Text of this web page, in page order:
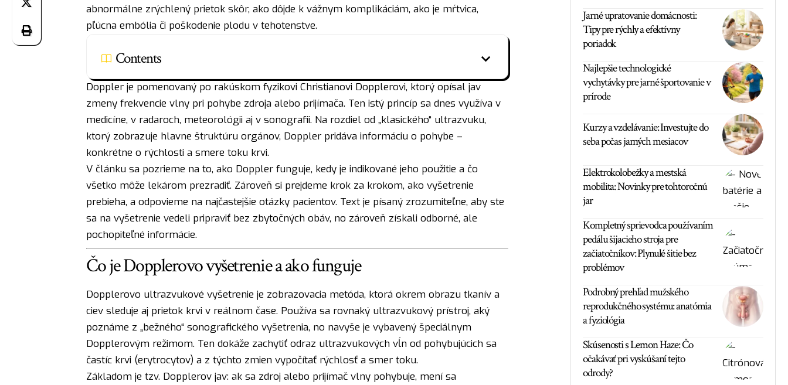
abnormálne zrýchlený prietok skôr, ako dôjde k vážnym komplikáciám, ako je mŕtvica,
pľúcna embólia či poškodenie plodu v tehotenstve.
Contents
Doppler je pomenovaný po rakúskom fyzikovi Christianovi Dopplerovi, ktorý opísal jav
zmeny frekvencie vlny pri pohybe zdroja alebo prijímača. Ten istý princíp sa dnes využíva v
medicíne, v radaroch, meteorológii aj v sonografii. Na rozdiel od „klasického“ ultrazvuku,
ktorý zobrazuje hlavne štruktúru orgánov, Doppler pridáva informáciu o pohybe –
konkrétne o rýchlosti a smere toku krvi.
V článku sa pozrieme na to, ako Doppler funguje, kedy je indikované jeho použitie a čo
všetko môže lekárom prezradiť. Zároveň si prejdeme krok za krokom, ako vyšetrenie
prebieha, a odpovieme na najčastejšie otázky pacientov. Text je písaný zrozumiteľne, aby ste
sa na vyšetrenie vedeli pripraviť bez zbytočných obáv, no zároveň získali odborné, ale
pochopiteľné informácie.
Čo je Dopplerovo vyšetrenie a ako funguje
Dopplerovo ultrazvukové vyšetrenie je zobrazovacia metóda, ktorá okrem obrazu tkanív a
ciev sleduje aj prietok krvi v reálnom čase. Používa sa rovnaký ultrazvukový prístroj, aký
poznáme z „bežného“ sonografického vyšetrenia, no navyše je vybavený špeciálnym
Dopplerovým režimom. Ten dokáže zachytiť odraz ultrazvukových vĺn od pohybujúcich sa
častíc krvi (erytrocytov) a z týchto zmien vypočítať rýchlosť a smer toku.
Základom je tzv. Dopplerov jav: ak sa zdroj alebo prijímač vlny pohybuje, mení sa
Jarné upratovanie domácnosti:
Tipy pre rýchly a efektívny
poriadok
Najlepšie technologické
vychytávky pre jarné športovanie v
prírode
Kurzy a vzdelávanie: Investujte do
seba počas jarných mesiacov
Elektrokolobežky a mestská
mobilita: Novinky pre tohtoročnú
jar
Kompletný sprievodca používaním
pedálu šijacieho stroja pre
začiatočníkov: Plynulé šitie bez
problémov
Podrobný prehľad mužského
reprodukčného systému: anatómia
a fyziológia
Skúsenosti s Lemon Haze: Čo
očakávať pri vyskúšaní tejto
odrody?